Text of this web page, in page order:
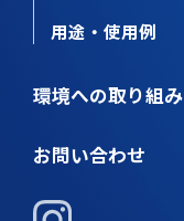
用途・使用例
環境への取り組み
お問い合わせ